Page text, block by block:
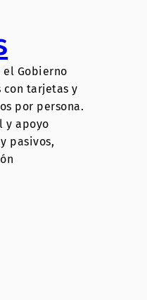
el Gobierno
con tarjetas y
por persona.
y apoyo
pasivos,